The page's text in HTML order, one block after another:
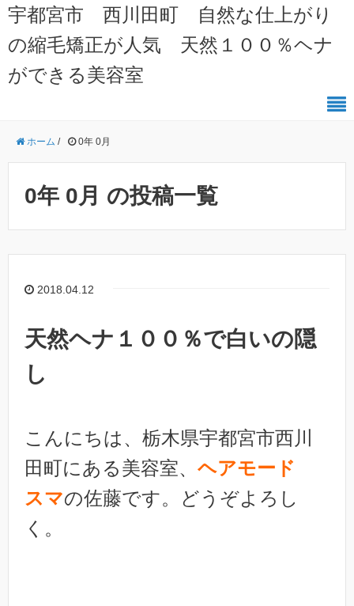
宇都宮市 西川田町 自然な仕上がり
の縮毛矯正が人気 天然１００％ヘナ
ができる美容室
ホーム / 0年 0月
0年 0月 の投稿一覧
2018.04.12
天然ヘナ１００％で白いの隠
し
こんにちは、栃木県宇都宮市西川
田町にある美容室、 ヘアモード
スマの佐藤です。どうぞよろし
く。